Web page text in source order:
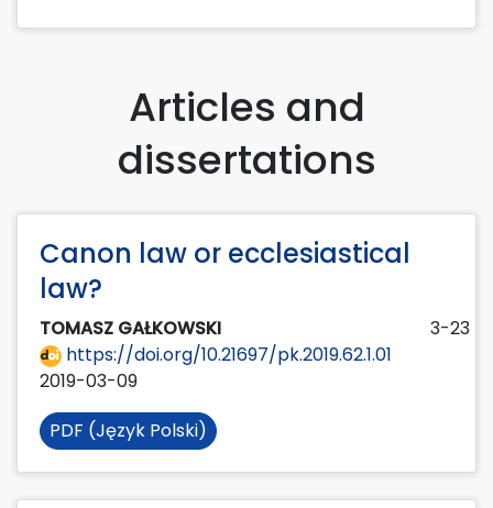
Articles and
dissertations
Canon law or ecclesiastical
law?
TOMASZ GAŁKOWSKI
3-23
https://doi.org/10.21697/pk.2019.62.1.01
2019-03-09
PDF (Język Polski)